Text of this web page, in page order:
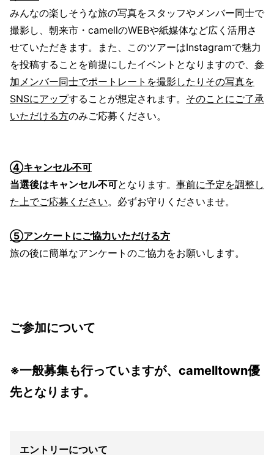
みんなの楽しそうな旅の写真をスタッフやメンバー同士で
撮影し、朝来市・camellのWEBや紙媒体など広く活用さ
せていただきます。また、このツアーはInstagramで魅力
を投稿することを前提にしたイベントとなりますので、 参
加メンバー同士でポートレートを撮影したりその写真を
SNSにアップすることが想定されます。 そのことにご了承
いただける方のみご応募ください。
④キャンセル不可
当選後はキャンセル不可となります。 事前に予定を調整し
た上でご応募ください。必ずお守りくださいませ。
⑤アンケートにご協力いただける方
旅の後に簡単なアンケートのご協力をお願いします。
ご参加について
※一般募集も行っていますが、camelltown優
先となります。
エントリーについて